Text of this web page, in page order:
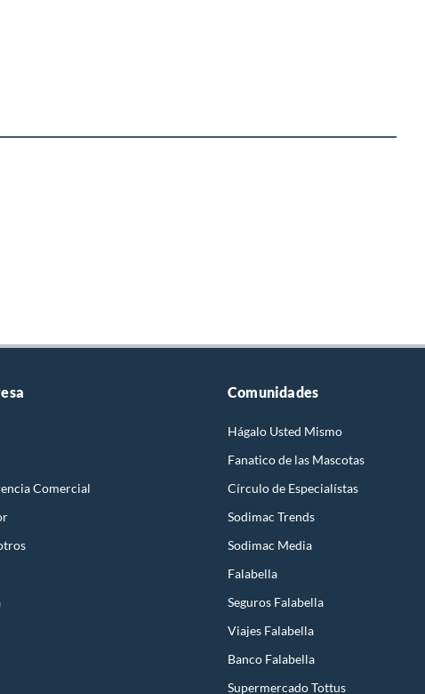
Comercial
Comunidades
Hágalo Usted Mismo
Fanatico de las Mascotas
Círculo de Especialístas
Sodimac Trends
Sodimac Media
Falabella
Seguros Falabella
Viajes Falabella
Banco Falabella
Supermercado Tottus